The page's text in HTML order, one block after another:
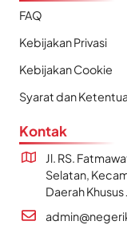
FAQ
Kebijakan Privasi
Kebijakan Cookie
Syarat dan
Kontak
Jl. RS.
Selatan,
Daerah